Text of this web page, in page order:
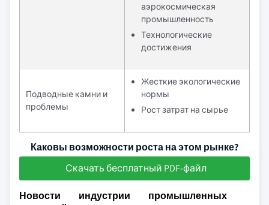
аэрокосмическая
промышленность
Технологические
достижения
Подводные камни и
проблемы
Жесткие экологические
нормы
Рост затрат на сырье
Каковы возможности роста на этом рынке?
Скачать бесплатный PDF-файл
Новости индустрии промышленных